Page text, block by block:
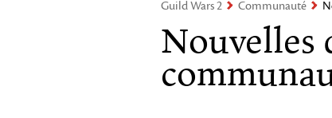
Guild Wars 2 Communauté
Nouvelles